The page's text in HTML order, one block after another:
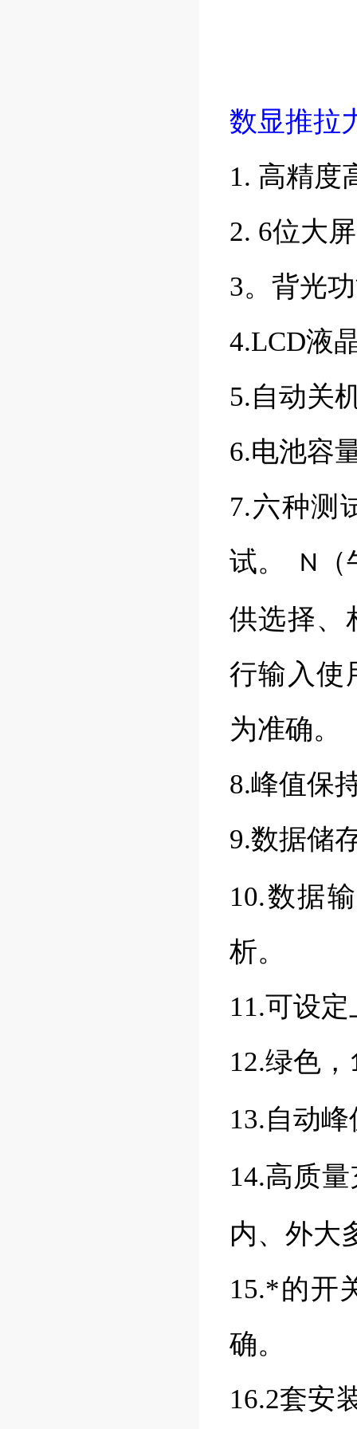
数显推拉
1. 高精度
2. 6位大
3。背光
4.LCD液
5.自动关
6.电池容
7.六种测
试。
N
供选择
行输入使
为准确。
8.峰值保
9.数据储
10.数据
析。
11.可设
12.绿色，
13.自动
14.高质
内、外大
15.*的开
确。
16.2套安